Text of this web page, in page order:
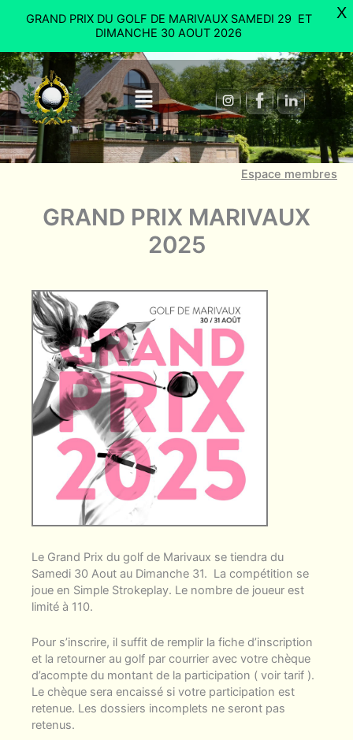
X
GRAND PRIX DU GOLF DE MARIVAUX SAMEDI 29 ET
DIMANCHE 30 AOUT 2026
Menu
Espace membres
GRAND PRIX MARIVAUX
2025
Le Grand Prix du golf de Marivaux se tiendra du
Samedi 30 Aout au Dimanche 31. La compétition se
joue en Simple Strokeplay. Le nombre de joueur est
limité à 110.
Pour s’inscrire, il suffit de remplir la fiche d’inscription
et la retourner au golf par courrier avec votre chèque
d’acompte du montant de la participation ( voir tarif ).
Le chèque sera encaissé si votre participation est
retenue. Les dossiers incomplets ne seront pas
retenus.